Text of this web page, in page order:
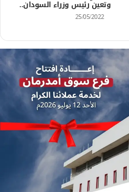
وتعين رئيس وزراء السودان..
25/05/2022